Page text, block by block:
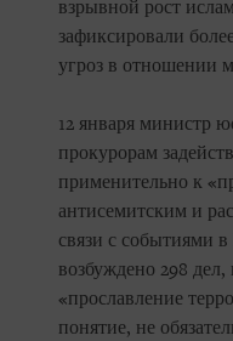
взрывной рост
зафиксировали
угроз в отношении
12 января министр
прокурорам
применительно к
антисемитским и
связи с событиями
возбуждено 298
«прославление
понятие, не